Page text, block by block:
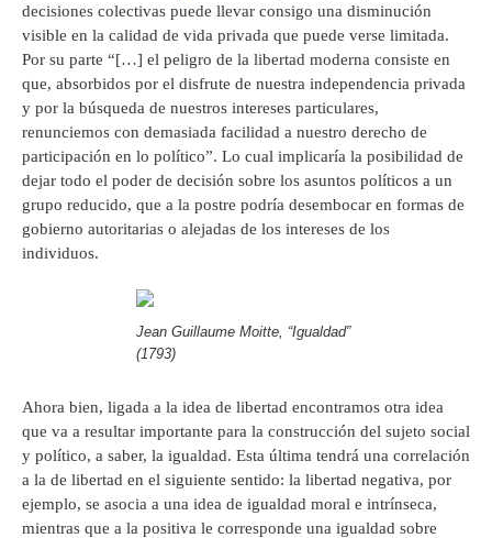
decisiones colectivas puede llevar consigo una disminución
visible en la calidad de vida privada que puede verse limitada.
Por su parte “[…] el peligro de la libertad moderna consiste en
que, absorbidos por el disfrute de nuestra independencia privada
y por la búsqueda de nuestros intereses particulares,
renunciemos con demasiada facilidad a nuestro derecho de
participación en lo político”. Lo cual implicaría la posibilidad de
dejar todo el poder de decisión sobre los asuntos políticos a un
grupo reducido, que a la postre podría desembocar en formas de
gobierno autoritarias o alejadas de los intereses de los
individuos.
Jean Guillaume Moitte, “Igualdad”
(1793)
Ahora bien, ligada a la idea de libertad encontramos otra idea
que va a resultar importante para la construcción del sujeto social
y político, a saber, la igualdad. Esta última tendrá una correlación
a la de libertad en el siguiente sentido: la libertad negativa, por
ejemplo, se asocia a una idea de igualdad moral e intrínseca,
mientras que a la positiva le corresponde una igualdad sobre